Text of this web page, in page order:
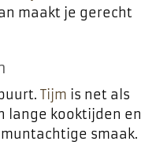
maakt je gerecht
Tijm is net als
lange kooktijden en
smaak.